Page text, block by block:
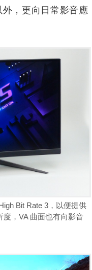
，更向日常影音應
Bit Rate 3，以便提供
度，VA 曲面也有向影音